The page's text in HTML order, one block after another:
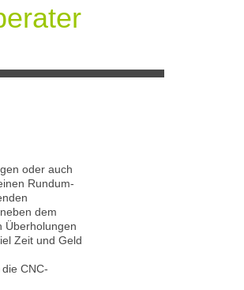
oder auch
Rundum-
dem
Überholungen
Zeit und Geld
CNC-